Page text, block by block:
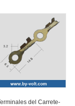
del Carrete-